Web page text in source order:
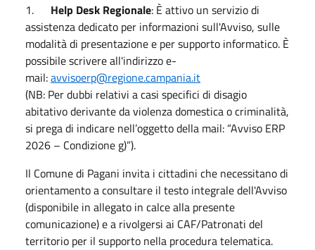
1. Help Desk Regionale: È attivo un servizio di
assistenza dedicato per informazioni sull'Avviso, sulle
modalità di presentazione e per supporto informatico. È
possibile scrivere all'indirizzo e-
mail:avvisoerp@regione.campania.it
(NB: Per dubbi relativi a casi specifici di disagio
abitativo derivante da violenza domestica o criminalità,
si prega di indicare nell’oggetto della mail: “Avviso ERP
2026 – Condizione g)”).
Il Comune di Pagani invita i cittadini che necessitano di
orientamento a consultare il testo integrale dell'Avviso
(disponibile in allegato in calce alla presente
comunicazione) e a rivolgersi ai CAF/Patronati del
territorio per il supporto nella procedura telematica.